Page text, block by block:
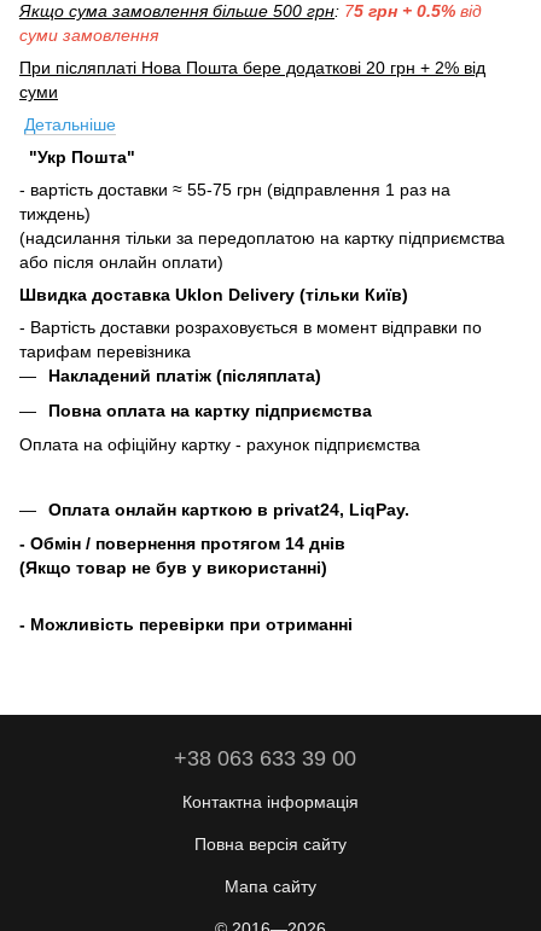
Якщо сума замовлення більше 500 грн: 75 грн + 0.5% від
суми замовлення
При післяплаті Нова Пошта бере додаткові 20 грн + 2% від
суми
Детальніше
"Укр Пошта"
- вартість доставки ≈ 55-75 грн (відправлення 1 раз на
тиждень)
(надсилання тільки за передоплатою на картку підприємства
або після онлайн оплати)
Швидка доставка Uklon Delivery (тільки Київ)
- Вартість доставки розраховується в момент відправки по
тарифам перевізника
Накладений платіж (післяплата)
Повна оплата на картку підприємства
Оплата на офіційну картку - рахунок підприємства
Оплата онлайн карткою в privat24, LiqPay.
- Обмін / повернення протягом 14 днів
(Якщо товар не був у використанні)
- Можливість перевірки при отриманні
+38 063 633 39 00
Контактна інформація
Повна версія сайту
Мапа сайту